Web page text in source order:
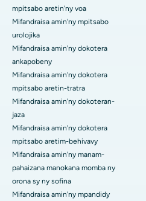
mpitsabo aretin'ny voa
Mifandraisa amin'ny mpitsabo
urolojika
Mifandraisa amin'ny dokotera
ankapobeny
Mifandraisa amin'ny dokotera
mpitsabo aretin-tratra
Mifandraisa amin'ny dokoteran-
jaza
Mifandraisa amin'ny dokotera
mpitsabo aretim-behivavy
Mifandraisa amin'ny manam-
pahaizana manokana momba ny
orona sy ny sofina
Mifandraisa amin'ny mpandidy